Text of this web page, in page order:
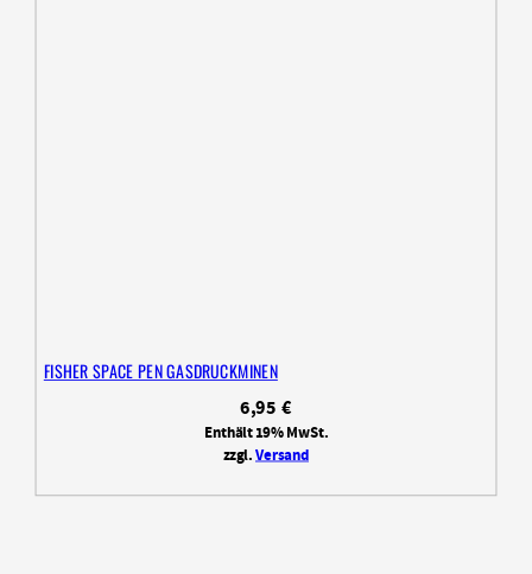
FISHER SPACE PEN GASDRUCKMINEN
6,95€
Enthält 19% MwSt.
zzgl.Versand